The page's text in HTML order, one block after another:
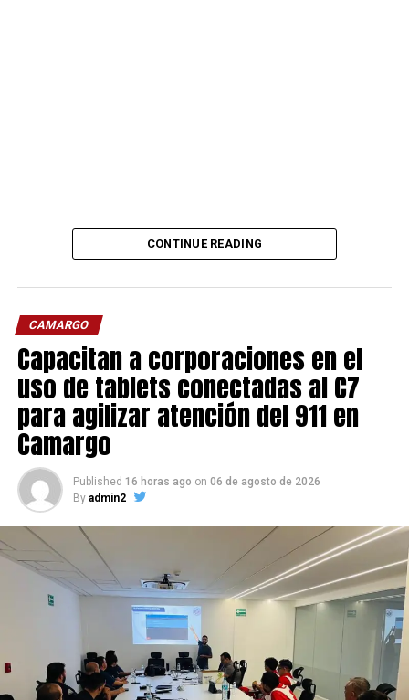
CONTINUE READING
CAMARGO
Capacitan a corporaciones en el
uso de tablets conectadas al C7
para agilizar atención del 911 en
Camargo
Published 16 horas ago on 06 de agosto de 2026
By admin2